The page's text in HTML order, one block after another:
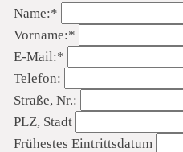
Pflichtfeld
Name:*
Pflichtfeld
Vorname:*
Pflichtfeld
E-Mail:*
Telefon:
Straße, Nr.:
PLZ, Stadt
Frühestes Eintrittsdatum